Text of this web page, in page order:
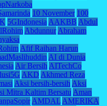
10 November 100
5GIndonesia AAKBB Abdul
Abdunnur Abraham
Afif Raihan Harun
AI di Dunia
Air Bersih AITechCo
AKD Akhmed Reza
Aksi bersih-bersih Aksi
Mitra Kaltim Bersatu Aman
AMDAL AMERIKA